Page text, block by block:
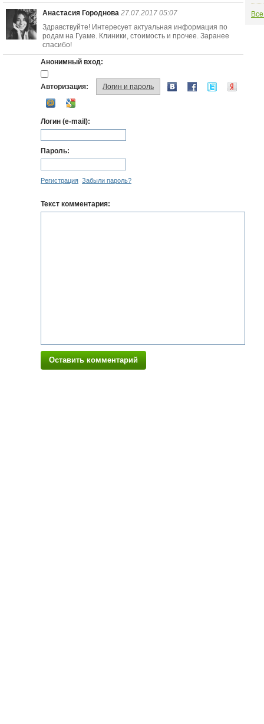
Анастасия Городнова 27.07.2017 05:07
Здравствуйте! Интересует актуальная информация по
родам на Гуаме. Клиники, стоимость и прочее. Заранее
спасибо!
Анонимный вход:
Авторизация: Логин и пароль
Логин (e-mail):
Пароль:
Регистрация Забыли пароль?
Текст комментария:
Оставить комментарий